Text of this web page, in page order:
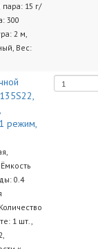
15 г/
300
2 м,
Вес:
режим,
0.4
1 шт.,